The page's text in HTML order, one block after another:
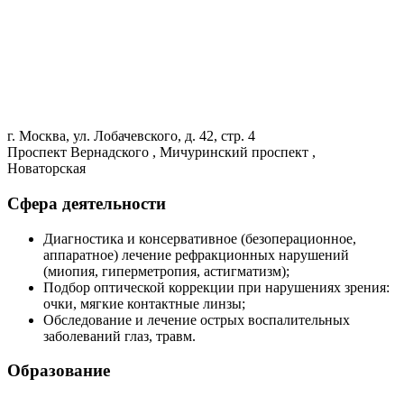
г. Москва, ул. Лобачевского, д. 42, стр. 4
Проспект Вернадского , Мичуринский проспект ,
Новаторская
Сфера деятельности
Диагностика и консервативное (безоперационное,
аппаратное) лечение рефракционных нарушений
(миопия, гиперметропия, астигматизм);
Подбор оптической коррекции при нарушениях зрения:
очки, мягкие контактные линзы;
Обследование и лечение острых воспалительных
заболеваний глаз, травм.
Образование